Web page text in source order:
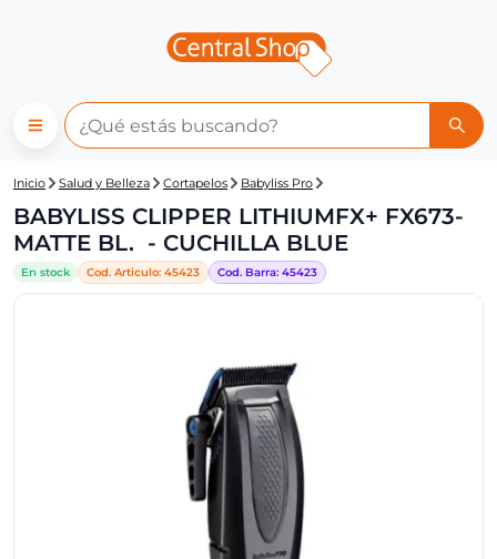
Central Shop: BABYLISS
Inicio Salud y Belleza Cortapelos Babyliss Pro
BABYLISS CLIPPER LITHIUMFX+ FX673-
MATTE BL. - CUCHILLA BLUE
En stock Cod. Articulo: 45423 Cod. Barra: 45423